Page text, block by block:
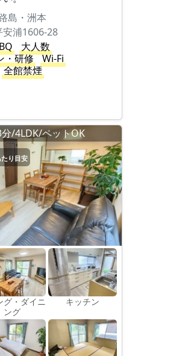
島・洲本
浦1606-28
大人数
・研修
Wi-Fi
全館禁煙
/4LDK/ペットOK
り目安
グ・ダイニ
ング
キッチン